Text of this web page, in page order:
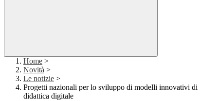
Home >
Novità >
Le notizie >
Progetti nazionali per lo sviluppo di modelli innovativi di
didattica digitale